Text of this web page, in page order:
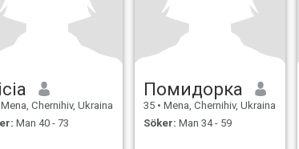
Mena, Chernihiv, Ukraina
Man 40 - 73
Помидорка
35 • Mena, Chernihiv, Ukraina
Söker: Man 34 - 59